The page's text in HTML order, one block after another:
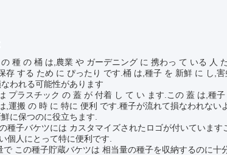
種 の 桶 は,農業 や ガーデニング に 携わっ て いる 人
存 する ため に ぴったり です.桶 は,種子 を 新鮮 に し,
われる可能性があります
プラスチック の 蓋 が 付着 し て い ます.この 蓋 は,種
,運搬 の 時 に 特に 便利 です.種子が流れて損なわれな
に保つのに役立ちます.
種子バケツには カスタマイズされたロゴが付いていま
個人にとって特に便利です.
で この種子貯蔵バケツは 相当量の種子を収納するのに